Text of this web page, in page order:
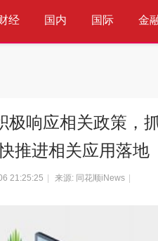
经 国内 国际 金
极响应相关政策，
推进相关应用落地
21:25:25 来源: 同花顺iNews